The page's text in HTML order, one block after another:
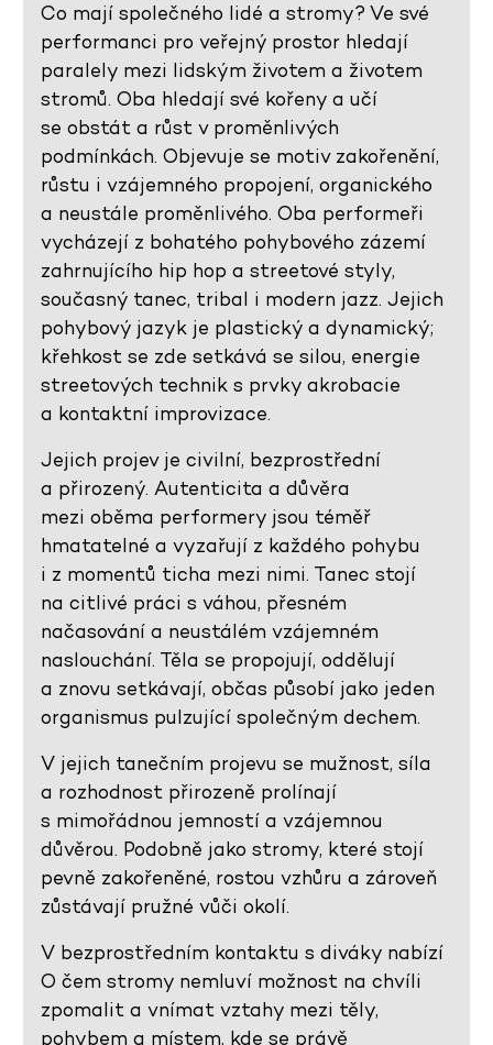
Co mají společného lidé a stromy? Ve své
performanci pro veřejný prostor hledají
paralely mezi lidským životem a životem
stromů. Oba hledají své kořeny a učí
se obstát a růst v proměnlivých
podmínkách. Objevuje se motiv zakořenění,
růstu i vzájemného propojení, organického
a neustále proměnlivého. Oba performeři
vycházejí z bohatého pohybového zázemí
zahrnujícího hip hop a streetové styly,
současný tanec, tribal i modern jazz. Jejich
pohybový jazyk je plastický a dynamický;
křehkost se zde setkává se silou, energie
streetových technik s prvky akrobacie
a kontaktní improvizace.
Jejich projev je civilní, bezprostřední
a přirozený. Autenticita a důvěra
mezi oběma performery jsou téměř
hmatatelné a vyzařují z každého pohybu
i z momentů ticha mezi nimi. Tanec stojí
na citlivé práci s váhou, přesném
načasování a neustálém vzájemném
naslouchání. Těla se propojují, oddělují
a znovu setkávají, občas působí jako jeden
organismus pulzující společným dechem.
V jejich tanečním projevu se mužnost, síla
a rozhodnost přirozeně prolínají
s mimořádnou jemností a vzájemnou
důvěrou. Podobně jako stromy, které stojí
pevně zakořeněné, rostou vzhůru a zároveň
zůstávají pružné vůči okolí.
V bezprostředním kontaktu s diváky nabízí
O čem stromy nemluví možnost na chvíli
zpomalit a vnímat vztahy mezi těly,
pohybem a místem, kde se právě